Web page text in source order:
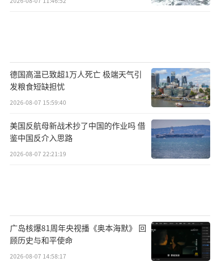
图注：2021年阿塔重新掌权后，阿塔与巴
阿塔要顾国际形象，想让其他国家承认它，所
以公开说“不允许任何人用阿富汗的地盘威胁
别国”；可巴塔想靠阿富汗当“安全屋”，扩
大对巴基斯坦的袭击，两者的利益直接冲突。
不过，毕竟是一个民族、信一个教，双方
私下还没断联系。阿塔内部很多普什图族成员
同情巴塔，有些高层早年还支持过巴塔，所以
巴塔能变成引爆巴阿矛盾的“火药桶”，
本质是它“跨两国生存”的特点，跟巴阿本来
就有的矛盾缠到了一起。
德国高温已致超1万人死亡 极端天气引
发粮食短缺担忧
2026-08-07 15:59:40
美国反航母新战术抄了中国的作业吗 借
鉴中国反介入思路
2026-08-07 22:21:19
广岛核爆81周年央视播《奥本海默》 回
顾历史与和平使命
2026-08-07 14:58:17